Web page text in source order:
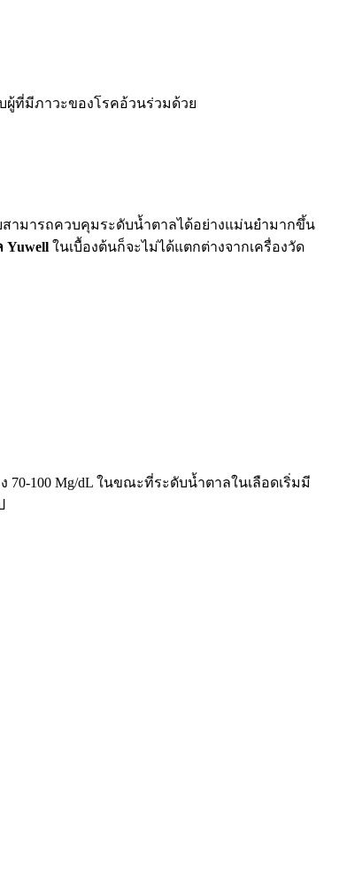
ผู้ที่มีภาวะของโรคอ้วนร่วมด้วย
สามารถควบคุมระดับน้ำตาลได้อย่างแม่นยำมากขึ้น
Yuwell ในเบื้องต้นก็จะไม่ได้แตกต่างจากเครื่องวัด
100 Mg/dL ในขณะที่ระดับน้ำตาลในเลือดเริ่มมี